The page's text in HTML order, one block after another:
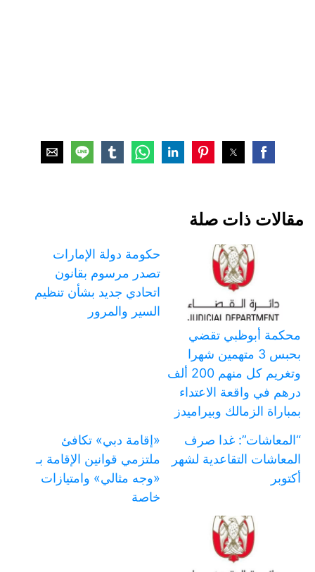
مقالات ذات صلة
محكمة أبوظبي تقضي
بحبس 3 متهمين شهرا
وتغريم كل منهم 200 ألف
درهم في واقعة الاعتداء
بمباراة الزمالك وبيراميدز
حكومة دولة الإمارات
تصدر مرسوم بقانون
اتحادي جديد بشأن تنظيم
السير والمرور
“المعاشات”: غدا صرف
المعاشات التقاعدية لشهر
أكتوبر
«إقامة دبي» تكافئ
ملتزمي قوانين الإقامة بـ
«وجه مثالي» وامتيازات
خاصة